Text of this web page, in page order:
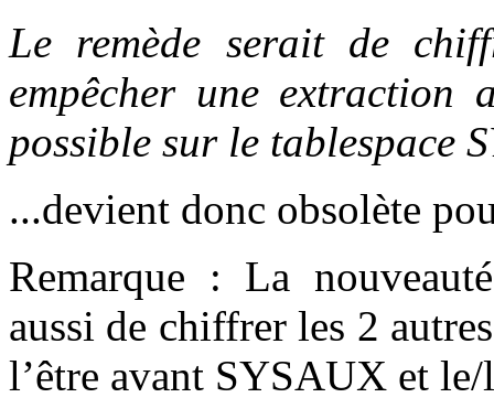
Le remède serait de
empêcher une extraction
possible sur le tablespace
...devient donc obsolète
Remarque : La
aussi de chiffrer les 2
l’être avant SYSAUX et